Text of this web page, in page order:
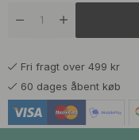
Børstet
Grafitgrå
Fri fragt over 499 kr
60 dages åbent køb